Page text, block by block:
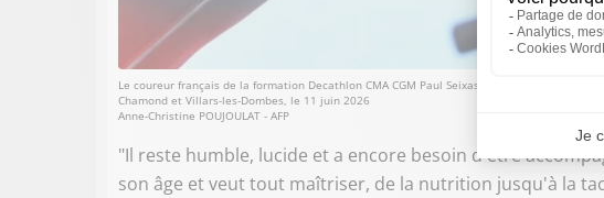
Le coureur français de la formation Decathlon CMA CGM Paul Seixas surant la 5e étape du
Chamond et Villars-les-Dombes, le 11 juin 2026
Anne-Christine POUJOULAT - AFP
"Il reste humble, lucide et a encore besoin d'être
son âge et veut tout maîtriser, de la nutrition jusqu'à la